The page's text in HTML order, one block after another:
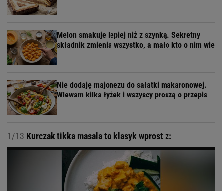
Melon smakuje lepiej niż z szynką. Sekretny
składnik zmienia wszystko, a mało kto o nim wie
Nie dodaję majonezu do sałatki makaronowej.
Wlewam kilka łyżek i wszyscy proszą o przepis
1/13 Kurczak tikka masala to klasyk wprost z: